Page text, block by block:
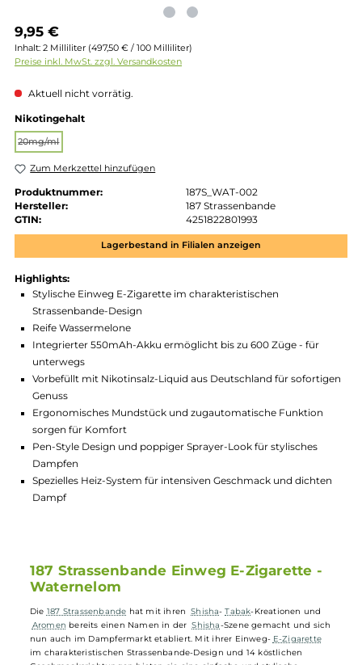
Inhalt:2 Milliliter(497,50 € / 100 Milliliter)
Aktuell nicht vorrätig.
Nikotingehaltauswählen
20mg/ml
(Diese Option ist zurzeit nicht verfügbar.)
Produktnummer:
187S_WAT-002
GTIN:
Lagerbestand in Filialen anzeigen
Highlights:
Stylische Einweg E-Zigarette im charakteristischen
Reife Wassermelone
Integrierter 550mAh-Akku ermöglicht bis zu 600 Züge - für
unterwegs
Vorbefüllt mit Nikotinsalz-Liquid aus Deutschland für
Genuss
Ergonomisches Mundstück und zugautomatische Funktion
Spezielles Heiz-System für intensiven Geschmack und
Dampf